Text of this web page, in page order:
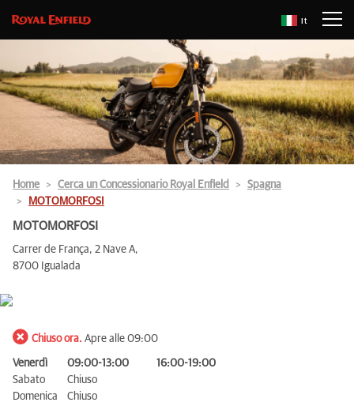
It
Home Cerca un Concessionario Royal Enfield
Spagna
MOTOMORFOSI
MOTOMORFOSI
Carrer de França, 2 Nave A,
8700 Igualada
Chiuso ora. Apre alle 09:00
Venerdì 09:00-13:00
16:00-19:00
Sabato
Chiuso
Domenica
Chiuso